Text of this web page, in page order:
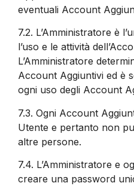
eventuali Account
7.2. L’Amministratore è
l’uso e le attività
L’Amministratore
Account Aggiuntivi ed è
ogni uso degli Account
7.3. Ogni Account
Utente e pertanto non
altre persone.
7.4. L’Amministratore e
creare una password